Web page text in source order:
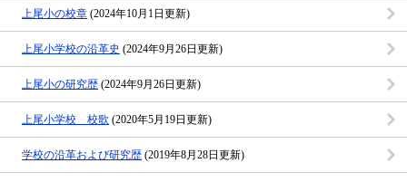
上尾小の校章 (2024年10月1日更新)
上尾小学校の沿革史 (2024年9月26日更新)
上尾小の研究歴 (2024年9月26日更新)
上尾小学校 校歌 (2020年5月19日更新)
学校の沿革および研究歴 (2019年8月28日更新)